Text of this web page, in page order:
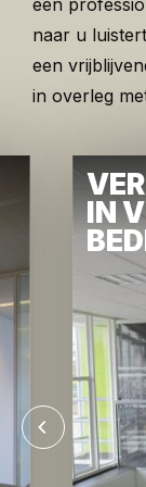
een
naar u
een
in overleg
IN